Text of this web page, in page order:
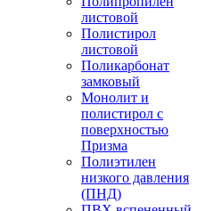
листовой
Полистирол
листовой
Поликарбонат
замковый
Монолит и
полистирол с
поверхностью
Призма
Полиэтилен
низкого давления
(ПНД)